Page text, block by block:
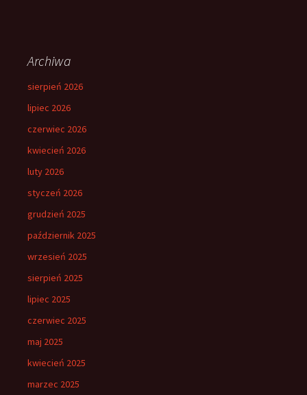
Archiwa
sierpień 2026
lipiec 2026
czerwiec 2026
kwiecień 2026
luty 2026
styczeń 2026
grudzień 2025
październik 2025
wrzesień 2025
sierpień 2025
lipiec 2025
czerwiec 2025
maj 2025
kwiecień 2025
marzec 2025